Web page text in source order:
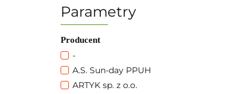
Parametry
Producent
-
A.S. Sun-day PPUH
ARTYK sp. z o.o.